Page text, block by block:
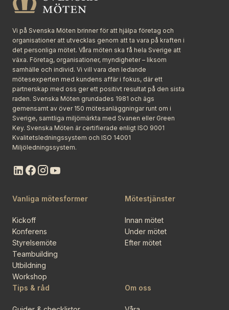
Vi på Svenska Möten brinner för att hjälpa företag och
organisationer att utvecklas genom att ta vara på kraften i
det personliga mötet. Våra möten ska få hela Sverige att
växa. Företag, organisationer, myndigheter – liksom
samhälle och individ. Vi vill vara den ledande
mötesexperten med kundens affär i fokus, där ett
partnerskap med oss ger ett positivt resultat på den sista
raden. Svenska Möten grundades 1981 och ägs
gemensamt av över 150 mötesanläggningar runt om i
Sverige, samtliga miljömärkta med Svanen eller Green
Key. Svenska Möten är certifierade enligt ISO 9001
Kvalitetsledningssystem och ISO 14001
Miljöledningssystem.
Vanliga mötesformer
Kickoff
Konferens
Styrelsemöte
Teambuilding
Utbildning
Workshop
Mötestjänster
Innan mötet
Under mötet
Efter mötet
Tips & råd Om oss